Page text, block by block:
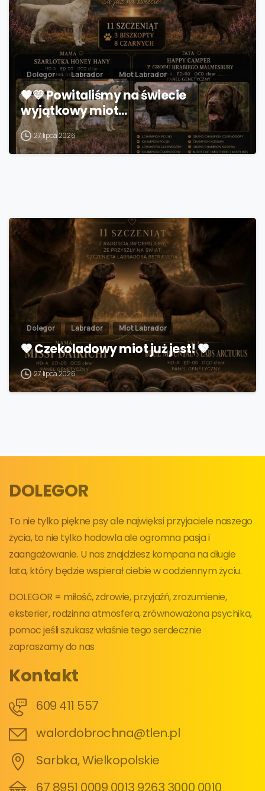
Dolegor Labrador Miot Labrador
🖤💛 Powitaliśmy na świecie
wyjątkowy miot…
27 lipca 2026
Dolegor Labrador Miot Labrador
🤎 Czekoladowy miot już jest! 🤎
27 lipca 2026
DOLEGOR
To nie tylko piękne psy ale najwięksi przyjaciele naszego
życia, to nie tylko hodowla ale ogromna pasja i
zaangażowanie. U nas znajdziesz kompana na długie
lata, który będzie wspierał ciebie w codziennym życiu.
DOLEGOR = miłość, zdrowie, przyjaźń, zrozumienie,
eksterier, rodzinna atmosfera, zrównoważona psychika,
pomoc jeśli szukasz właśnie tego serdecznie
zapraszamy do nas
Kontakt
609 411 557
walordobrochna@tlen.pl
Sarbka, Wielkopolskie